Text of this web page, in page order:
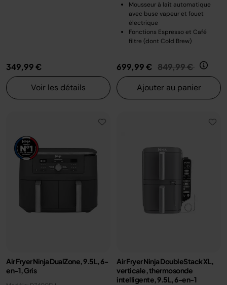
349,99 €
Voir les détails
Mousseur à lait automatique
avec buse vapeur et fouet
électrique
Fonctions Espresso et Café
filtre (dont Cold Brew)
699,99 € Prix réduit de
849,99 € au
Ajouter au panier
Air Fryer Ninja DualZone, 9.5L, 6-
en-1, Gris
Air Fryer Ninja DoubleStack XL,
verticale, thermosonde
intelligente, 9.5L, 6-en-1